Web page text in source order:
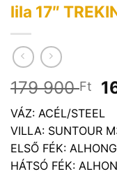
lila 17″
179 900Ft
VÁZ: ACÉL/STEEL
VILLA: SUNTOUR
ELSŐ FÉK:
HÁTSÓ FÉK: